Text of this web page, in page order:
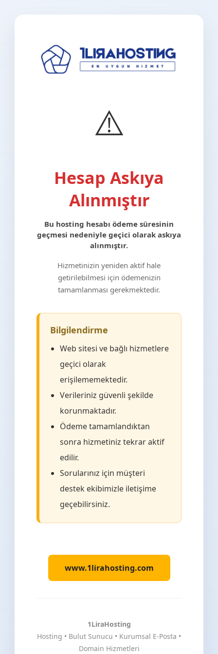
⚠️
Hesap Askıya
Alınmıştır
Bu hosting hesabı ödeme süresinin
geçmesi nedeniyle geçici olarak askıya
alınmıştır.
Hizmetinizin yeniden aktif hale
getirilebilmesi için ödemenizin
tamamlanması gerekmektedir.
Bilgilendirme
Web sitesi ve bağlı hizmetlere
geçici olarak
erişilememektedir.
Verileriniz güvenli şekilde
korunmaktadır.
Ödeme tamamlandıktan
sonra hizmetiniz tekrar aktif
edilir.
Sorularınız için müşteri
destek ekibimizle iletişime
geçebilirsiniz.
www.1lirahosting.com
1LiraHosting
Hosting • Bulut Sunucu • Kurumsal E-Posta •
Domain Hizmetleri